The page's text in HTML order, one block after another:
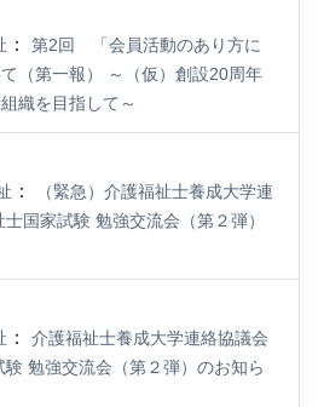
：
第2回 「会員活動のあり方に
（第一報） ～（仮）創設20周年
織を目指して～
：
（緊急）介護福祉士養成大学連
国家試験 勉強交流会（第２弾）
：
介護福祉士養成大学連絡協議会
勉強交流会（第２弾）のお知ら